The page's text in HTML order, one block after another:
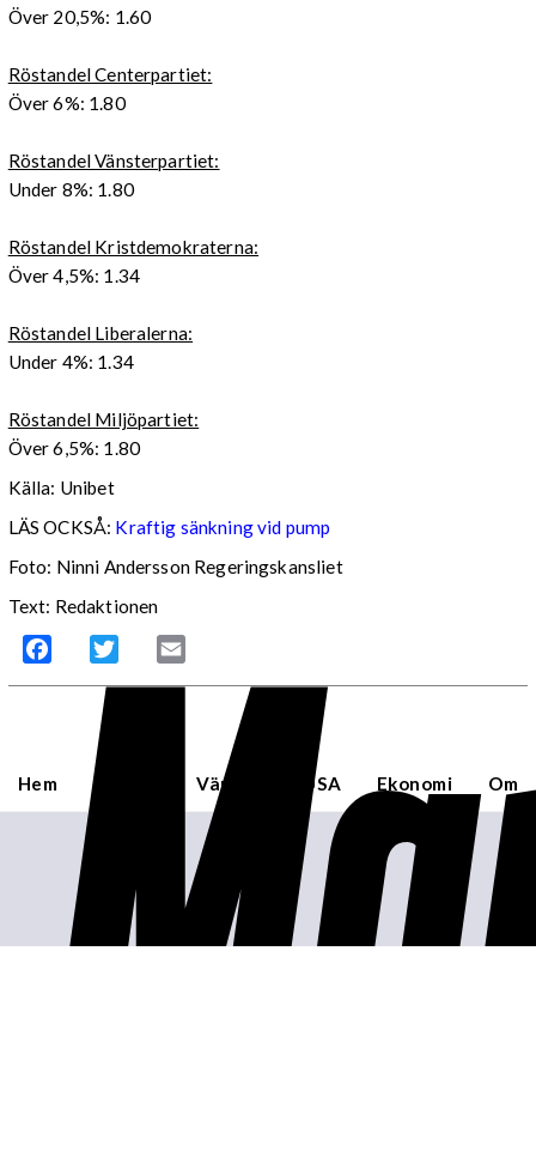
Över 20,5%: 1.60
Röstandel Centerpartiet:
Över 6%: 1.80
Röstandel Vänsterpartiet:
Under 8%: 1.80
Röstandel Kristdemokraterna:
Över 4,5%: 1.34
Röstandel Liberalerna:
Under 4%: 1.34
Röstandel Miljöpartiet:
Över 6,5%: 1.80
Källa: Unibet
LÄS OCKSÅ: Kraftig sänkning vid pump
Foto: Ninni Andersson Regeringskansliet
Text: Redaktionen
Facebook Twitter
Hem Sverige Världen USA Ekonomi Om